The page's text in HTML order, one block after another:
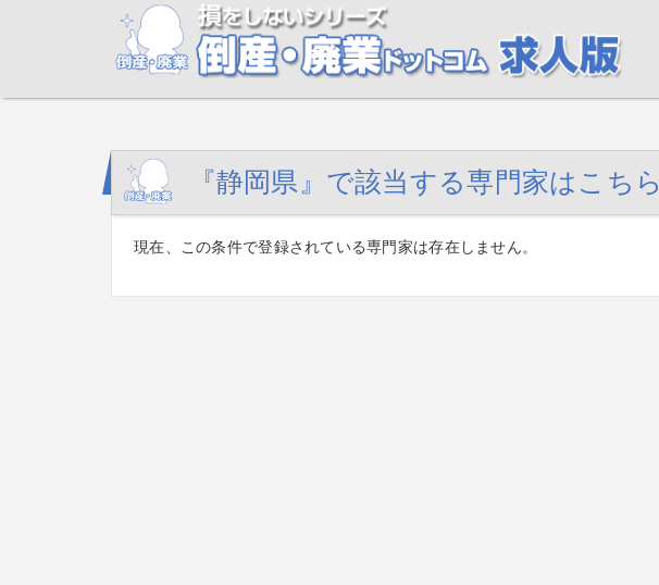
『静岡県』で該当する専門家はこちら
現在、この条件で登録されている専門家は存在しません。